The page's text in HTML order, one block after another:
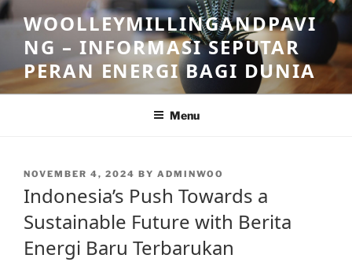
Skip
to
content
WOOLLEYMILLINGANDPAVI
NG – INFORMASI SEPUTAR
PERAN ENERGI BAGI DUNIA
Menu
POSTED
NOVEMBER 4, 2024 BY ADMINWOO
Indonesia’s Push Towards a
Sustainable Future with Berita
Energi Baru Terbarukan